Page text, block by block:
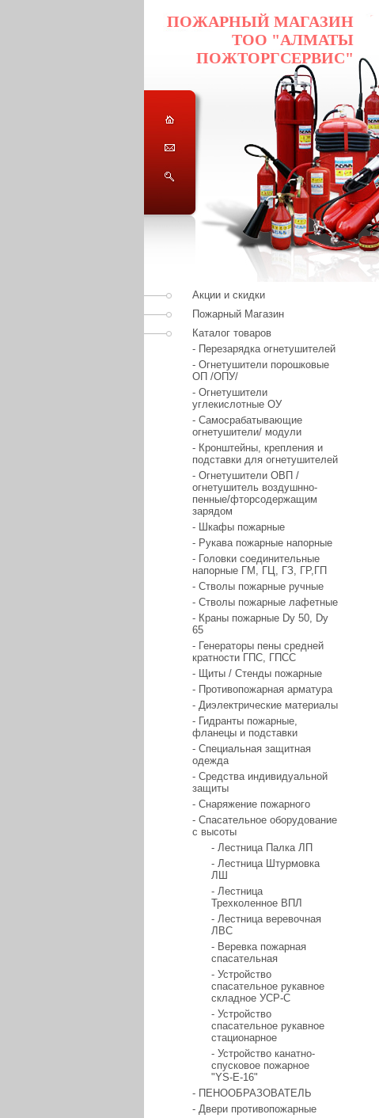
ПОЖАРНЫЙ МАГАЗИН
ТОО "АЛМАТЫ
ПОЖТОРГСЕРВИС"
Акции и скидки
Пожарный Магазин
Каталог товаров
- Перезарядка огнетушителей
- Огнетушители порошковые
ОП /ОПУ/
- Огнетушители
углекислотные ОУ
- Самосрабатывающие
огнетушители/ модули
- Кронштейны, крепления и
подставки для огнетушителей
- Огнетушители ОВП /
огнетушитель воздушнно-
пенные/фторсодержащим
зарядом
- Шкафы пожарные
- Рукава пожарные напорные
- Головки соединительные
напорные ГМ, ГЦ, ГЗ, ГР,ГП
- Стволы пожарные ручные
- Стволы пожарные лафетные
- Краны пожарные Dy 50, Dy
65
- Генераторы пены средней
кратности ГПС, ГПСС
- Щиты / Стенды пожарные
- Противопожарная арматура
- Диэлектрические материалы
- Гидранты пожарные,
фланецы и подставки
- Специальная защитная
одежда
- Средства индивидуальной
защиты
- Снаряжение пожарного
- Спасательное оборудование
с высоты
- Лестница Палка ЛП
- Лестница Штурмовка
ЛШ
- Лестница
Трехколенное ВПЛ
- Лестница веревочная
ЛВС
- Веревка пожарная
спасательная
- Устройство
спасательное рукавное
складное УСР-С
- Устройство
спасательное рукавное
стационарное
- Устройство канатно-
спусковое пожарное
"YS-E-16"
- ПЕНООБРАЗОВАТЕЛЬ
- Двери противопожарные